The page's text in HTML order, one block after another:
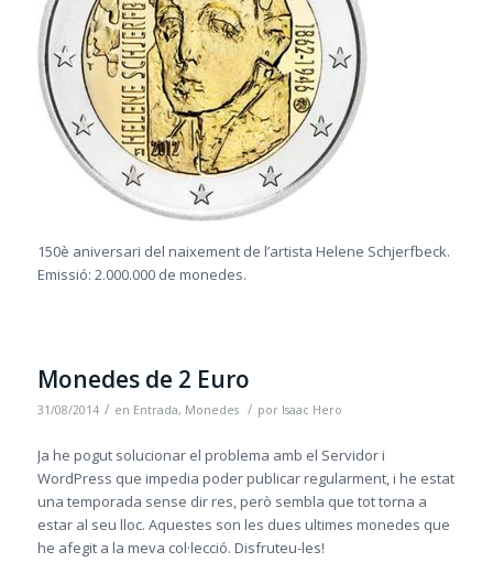
150è aniversari del naixement de l’artista Helene Schjerfbeck.
Emissió: 2.000.000 de monedes.
Monedes de 2 Euro
31/08/2014 / en Entrada, Monedes / por Isaac Hero
Ja he pogut solucionar el problema amb el Servidor i
WordPress que impedia poder publicar regularment, i he estat
una temporada sense dir res, però sembla que tot torna a
estar al seu lloc. Aquestes son les dues ultimes monedes que
he afegit a la meva col·lecció. Disfruteu-les!